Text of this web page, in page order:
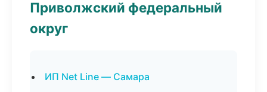
Приволжский федеральный
округ
ИП Net Line — Самара